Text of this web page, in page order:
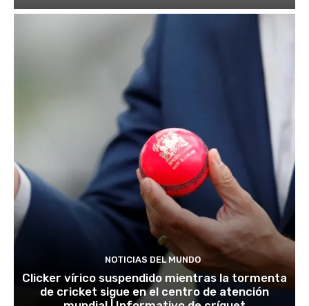
NOTICIAS DEL MUNDO
Clicker vírico suspendido mientras la tormenta
de cricket sigue en el centro de atención